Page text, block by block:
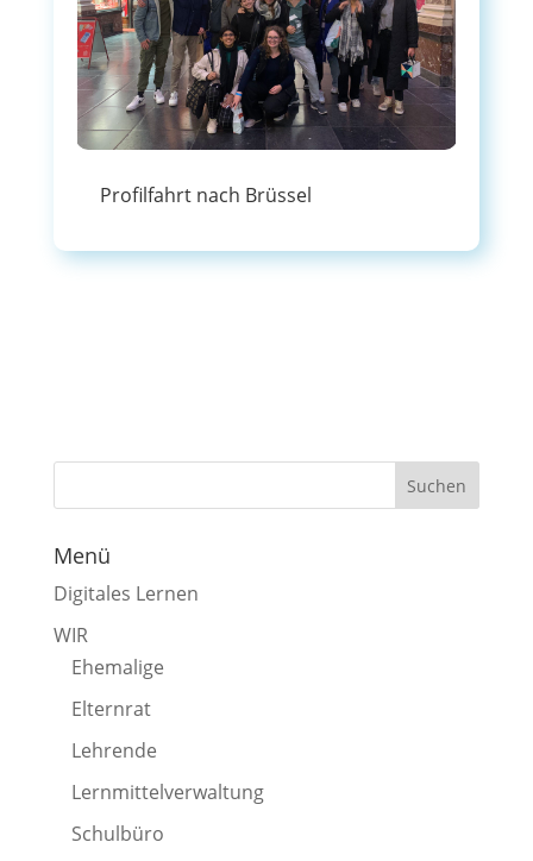
Profilfahrt nach Brüssel
Menü
Digitales Lernen
WIR
Ehemalige
Elternrat
Lehrende
Lernmittelverwaltung
Schulbüro